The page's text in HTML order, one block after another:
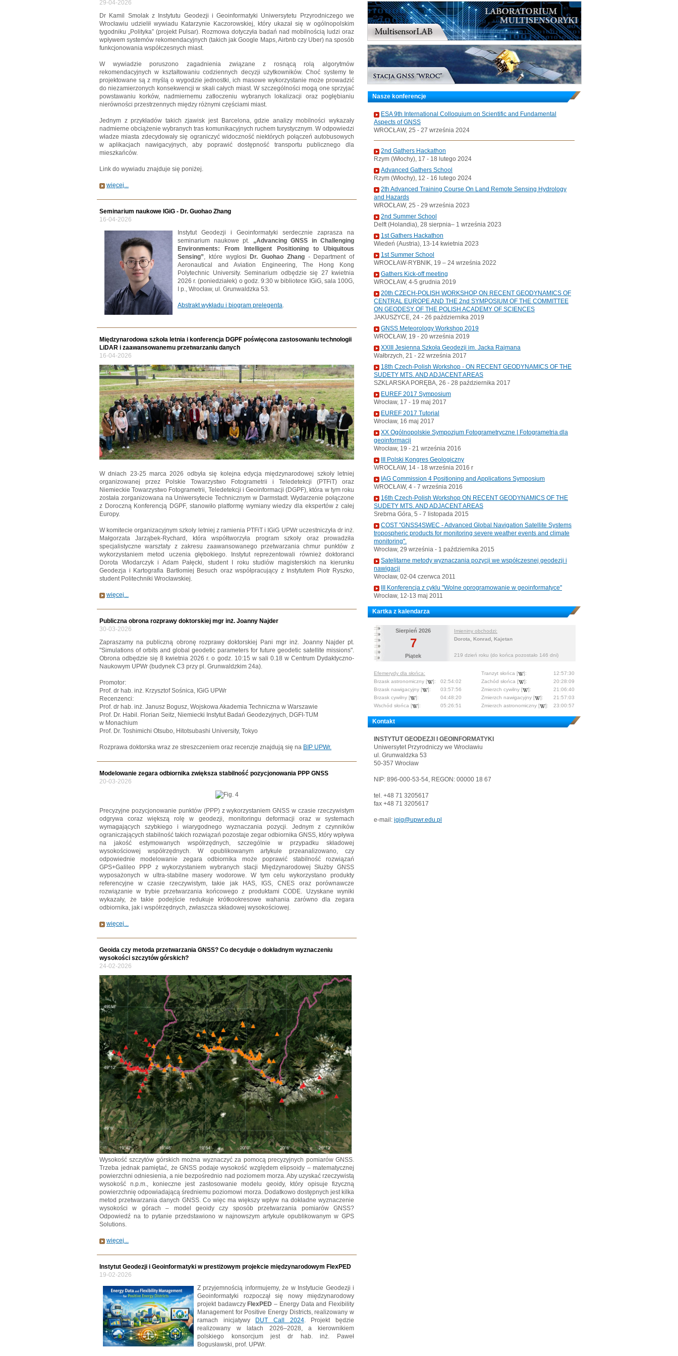
29-04-2026
Dr Kamil Smolak z Instytutu Geodezji i Geoinformatyki Uniwersytetu Przyrodniczego we
Wrocławiu udzielił wywiadu Katarzynie Kaczorowskiej, który ukazał się w ogólnopolskim
tygodniku „Polityka” (projekt Pulsar). Rozmowa dotyczyła badań nad mobilnością ludzi oraz
wpływem systemów rekomendacyjnych (takich jak Google Maps, Airbnb czy Uber) na sposób
funkcjonowania współczesnych miast.
W wywiadzie poruszono zagadnienia związane z rosnącą rolą algorytmów
rekomendacyjnych w kształtowaniu codziennych decyzji użytkowników. Choć systemy te
projektowane są z myślą o wygodzie jednostki, ich masowe wykorzystanie może prowadzić
do niezamierzonych konsekwencji w skali całych miast. W szczególności mogą one sprzyjać
powstawaniu korków, nadmiernemu zatłoczeniu wybranych lokalizacji oraz pogłębianiu
nierówności przestrzennych między różnymi częściami miast.
Jednym z przykładów takich zjawisk jest Barcelona, gdzie analizy mobilności wykazały
nadmierne obciążenie wybranych tras komunikacyjnych ruchem turystycznym. W odpowiedzi
władze miasta zdecydowały się ograniczyć widoczność niektórych połączeń autobusowych
w aplikacjach nawigacyjnych, aby poprawić dostępność transportu publicznego dla
mieszkańców.
Link do wywiadu znajduje się poniżej.
więcej...
Seminarium naukowe IGiG - Dr. Guohao Zhang
16-04-2026
Instytut Geodezji i Geoinformatyki serdecznie zaprasza na
seminarium naukowe pt.
„Advancing GNSS in Challenging
Environments: From Intelligent Positioning to Ubiquitous
Sensing”, które wygłosi Dr. Guohao Zhang- Department of
Aeronautical and Aviation Engineering, The Hong Kong
Polytechnic University. Seminarium odbędzie się 27 kwietnia
2026 r. (poniedziałek) o godz. 9:30 w bibliotece IGiG, sala 100G,
I p., Wrocław, ul. Grunwaldzka 53.
Abstrakt wykładu i biogram prelegenta.
Międzynarodowa szkoła letnia i konferencja DGPF poświęcona zastosowaniu technologii
LiDAR i zaawansowanemu przetwarzaniu danych
16-04-2026
W dniach 23-25 marca 2026 odbyła się kolejna edycja międzynarodowej szkoły letniej
organizowanej przez Polskie Towarzystwo Fotogrametrii i Teledetekcji (PTFiT) oraz
Niemieckie Towarzystwo Fotogrametrii, Teledetekcji i Geoinformacji (DGPF), która w tym roku
została zorganizowana na Uniwersytecie Technicznym w Darmstadt. Wydarzenie połączone
z Doroczną Konferencją DGPF, stanowiło platformę wymiany wiedzy dla ekspertów z całej
Europy.
W komitecie organizacyjnym szkoły letniej z ramienia PTFiT i IGiG UPWr uczestniczyła dr inż.
Małgorzata Jarząbek-Rychard, która współtworzyła program szkoły oraz prowadziła
specjalistyczne warsztaty z zakresu zaawansowanego przetwarzania chmur punktów z
wykorzystaniem metod uczenia głębokiego. Instytut reprezentowali również doktoranci
Dorota Włodarczyk i Adam Pałęcki, student I roku studiów magisterskich na kierunku
Geodezja i Kartografia Bartłomiej Besuch oraz współpracujący z Instytutem Piotr Ryszko,
student Politechniki Wrocławskiej.
więcej...
Publiczna obrona rozprawy doktorskiej mgr inż. Joanny Najder
30-03-2026
Zapraszamy na publiczną obronę rozprawy doktorskiej Pani mgr inż. Joanny Najder pt.
"Simulations of orbits and global geodetic parameters for future geodetic satellite missions".
Obrona odbędzie się 8 kwietnia 2026 r. o godz. 10:15 w sali 0.18 w Centrum Dydaktyczno-
Naukowym UPWr (budynek C3 przy pl. Grunwaldzkim 24a).
Promotor:
Prof. dr hab. inż. Krzysztof Sośnica, IGiG UPWr
Recenzenci:
Prof. dr hab. inż. Janusz Bogusz, Wojskowa Akademia Techniczna w Warszawie
Prof. Dr. Habil. Florian Seitz, Niemiecki Instytut Badań Geodezyjnych, DGFI-TUM
w Monachium
Prof. Dr. Toshimichi Otsubo, Hitotsubashi University, Tokyo
Rozprawa doktorska wraz ze streszczeniem oraz recenzje znajdują się na BIP UPWr.
Modelowanie zegara odbiornika zwiększa stabilność pozycjonowania PPP GNSS
20-03-2026
Precyzyjne pozycjonowanie punktów (PPP) z wykorzystaniem GNSS w czasie rzeczywistym
odgrywa coraz większą rolę w geodezji, monitoringu deformacji oraz w systemach
wymagających szybkiego i wiarygodnego wyznaczania pozycji. Jednym z czynników
ograniczających stabilność takich rozwiązań pozostaje zegar odbiornika GNSS, który wpływa
na jakość estymowanych współrzędnych, szczególnie w przypadku składowej
wysokościowej współrzędnych. W opublikowanym artykule przeanalizowano, czy
odpowiednie modelowanie zegara odbiornika może poprawić stabilność rozwiązań
GPS+Galileo PPP z wykorzystaniem wybranych stacji Międzynarodowej Służby GNSS
wyposażonych w ultra-stabilne masery wodorowe. W tym celu wykorzystano produkty
referencyjne w czasie rzeczywistym, takie jak HAS, IGS, CNES oraz porównawcze
rozwiązanie w trybie przetwarzania końcowego z produktami CODE. Uzyskane wyniki
wykazały, że takie podejście redukuje krótkookresowe wahania zarówno dla zegara
odbiornika, jak i współrzędnych, zwłaszcza składowej wysokościowej.
więcej...
Geoida czy metoda przetwarzania GNSS? Co decyduje o dokładnym wyznaczeniu
wysokości szczytów górskich?
24-02-2026
Wysokość szczytów górskich można wyznaczyć za pomocą precyzyjnych pomiarów GNSS.
Trzeba jednak pamiętać, że GNSS podaje wysokość względem elipsoidy – matematycznej
powierzchni odniesienia, a nie bezpośrednio nad poziomem morza. Aby uzyskać rzeczywistą
wysokość n.p.m., konieczne jest zastosowanie modelu geoidy, który opisuje fizyczną
powierzchnię odpowiadającą średniemu poziomowi morza. Dodatkowo dostępnych jest kilka
metod przetwarzania danych GNSS. Co więc ma większy wpływ na dokładne wyznaczenie
wysokości w górach – model geoidy czy sposób przetwarzania pomiarów GNSS?
Odpowiedź na to pytanie przedstawiono w najnowszym artykule opublikowanym w GPS
Solutions.
więcej...
Instytut Geodezji i Geoinformatyki w prestiżowym projekcie międzynarodowym FlexPED
19-02-2026
Z przyjemnością informujemy, że w Instytucie Geodezji i
Geoinformatyki rozpoczął się nowy międzynarodowy
projekt badawczy FlexPED – Energy Data and Flexibility
Management for Positive Energy Districts, realizowany w
ramach inicjatywy
DUT Call 2024. Projekt będzie
realizowany w latach 2026–2028, a kierownikiem
polskiego konsorcjum jest dr hab. inż. Paweł
Bogusławski, prof. UPWr.
Nasze konferencje
ESA 9th International Colloquium on Scientific and Fundamental
Aspects of GNSS
WROCŁAW, 25 - 27 września 2024
2nd Gathers Hackathon
Rzym (Włochy), 17 - 18 lutego 2024
Advanced Gathers School
Rzym (Włochy), 12 - 16 lutego 2024
2th Advanced Training Course On Land Remote Sensing Hydrology
and Hazards
WROCŁAW, 25 - 29 września 2023
2nd Summer School
Delft (Holandia), 28 sierpnia– 1 września 2023
1st Gathers Hackathon
Wiedeń (Austria), 13-14 kwietnia 2023
1st Summer School
WROCŁAW-RYBNIK, 19 – 24 września 2022
Gathers Kick-off meeting
WROCŁAW, 4-5 grudnia 2019
20th CZECH-POLISH WORKSHOP ON RECENT GEODYNAMICS OF
CENTRAL EUROPE AND THE 2nd SYMPOSIUM OF THE COMMITTEE
ON GEODESY OF THE POLISH ACADEMY OF SCIENCES
JAKUSZYCE, 24 - 26 października 2019
GNSS Meteorology Workshop 2019
WROCŁAW, 19 - 20 września 2019
XXIII Jesienna Szkoła Geodezji im. Jacka Rajmana
Wałbrzych, 21 - 22 września 2017
18th Czech-Polish Workshop - ON RECENT GEODYNAMICS OF THE
SUDETY MTS. AND ADJACENT AREAS
SZKLARSKA PORĘBA, 26 - 28 października 2017
EUREF 2017 Symposium
Wrocław, 17 - 19 maj 2017
EUREF 2017 Tutorial
Wrocław, 16 maj 2017
XX Ogólnopolskie Sympozjum Fotogrametryczne | Fotogrametria dla
geoinformacji
Wrocław, 19 - 21 września 2016
III Polski Kongres Geologiczny
WROCŁAW, 14 - 18 września 2016 r
IAG Commission 4 Positioning and Applications Symposium
WROCŁAW, 4 - 7 września 2016
16th Czech-Polish Workshop ON RECENT GEODYNAMICS OF THE
SUDETY MTS. AND ADJACENT AREAS
Srebrna Góra, 5 - 7 listopada 2015
COST "GNSS4SWEC - Advanced Global Navigation Satellite Systems
tropospheric products for monitoring severe weather events and climate
monitoring".
Wrocław, 29 września - 1 października 2015
Satelitarne metody wyznaczania pozycji we współczesnej geodezji i
nawigacji
Wrocław, 02-04 czerwca 2011
III Konferencja z cyklu "Wolne oprogramowanie w geoinformatyce"
Wrocław, 12-13 maj 2011
Kartka z kalendarza
Sierpień 2026
Imieniny obchodzi:
Dorota, Konrad, Kajetan
219 dzień roku (do końca pozostało 146 dni)
7
Piątek
Efemerydy dla słońca: Tranzyt słońca [ ]:
12:57:30
Brzask astronomiczny [
]: 02:54:02 Zachód słońca [ ]:
20:28:09
Brzask nawigacyjny [
]: 03:57:56 Zmierzch cywilny [ ]:
21:06:40
Brzask cywilny [
]: 04:48:20 Zmierzch nawigacyjny [ ]:
21:57:03
Wschód słońca [
]: 05:26:51 Zmierzch astronomiczny [ ]: 23:00:57
Kontakt
INSTYTUT GEODEZJI I GEOINFORMATYKI
Uniwersytet Przyrodniczy we Wrocławiu
ul. Grunwaldzka 53
50-357 Wrocław
NIP: 896-000-53-54, REGON: 00000 18 67
tel. +48 71 3205617
fax +48 71 3205617
e-mail: igig@upwr.edu.pl